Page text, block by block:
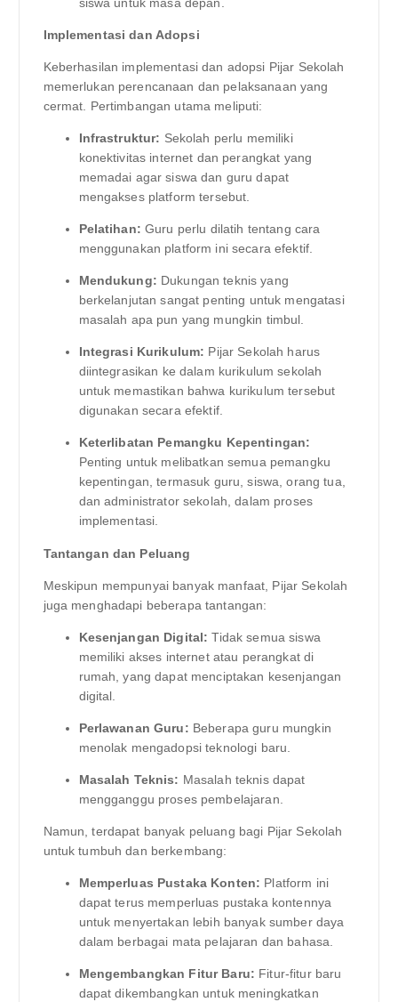
Implementasi dan Adopsi
Keberhasilan implementasi dan adopsi Pijar Sekolah
memerlukan perencanaan dan pelaksanaan yang
cermat. Pertimbangan utama meliputi:
Infrastruktur: Sekolah perlu memiliki
konektivitas internet dan perangkat yang
memadai agar siswa dan guru dapat
mengakses platform tersebut.
Pelatihan: Guru perlu dilatih tentang cara
menggunakan platform ini secara efektif.
Mendukung: Dukungan teknis yang
berkelanjutan sangat penting untuk mengatasi
masalah apa pun yang mungkin timbul.
Integrasi Kurikulum: Pijar Sekolah harus
diintegrasikan ke dalam kurikulum sekolah
untuk memastikan bahwa kurikulum tersebut
digunakan secara efektif.
Keterlibatan Pemangku Kepentingan:
Penting untuk melibatkan semua pemangku
kepentingan, termasuk guru, siswa, orang tua,
dan administrator sekolah, dalam proses
implementasi.
Tantangan dan Peluang
Meskipun mempunyai banyak manfaat, Pijar Sekolah
juga menghadapi beberapa tantangan:
Kesenjangan Digital: Tidak semua siswa
memiliki akses internet atau perangkat di
rumah, yang dapat menciptakan kesenjangan
digital.
Perlawanan Guru: Beberapa guru mungkin
menolak mengadopsi teknologi baru.
Masalah Teknis: Masalah teknis dapat
mengganggu proses pembelajaran.
Namun, terdapat banyak peluang bagi Pijar Sekolah
untuk tumbuh dan berkembang:
Memperluas Pustaka Konten: Platform ini
dapat terus memperluas pustaka kontennya
untuk menyertakan lebih banyak sumber daya
dalam berbagai mata pelajaran dan bahasa.
Mengembangkan Fitur Baru: Fitur-fitur baru
dapat dikembangkan untuk meningkatkan